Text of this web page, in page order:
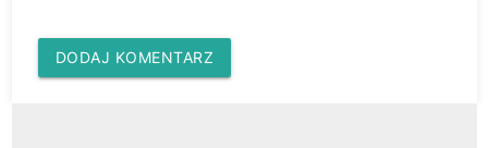
DODAJ KOMENTARZ